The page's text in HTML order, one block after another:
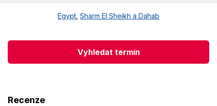
Egypt Sharm El Sheikh a Dahab
Vyhledat termín
Recenze